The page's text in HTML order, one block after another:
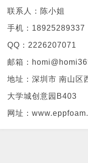
联系人：陈小姐
手机：18925289337
QQ：2226207071
邮箱：
地址：深圳市 南山区
大学城创意园B403
网址：